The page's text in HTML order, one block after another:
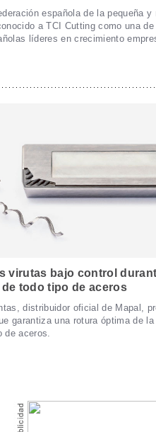
española de la pequeña y
a TCI Cutting como una
líderes en crecimiento
virutas bajo control
todo tipo de aceros
distribuidor oficial de Mapal,
garantiza una rotura óptima de
de aceros.